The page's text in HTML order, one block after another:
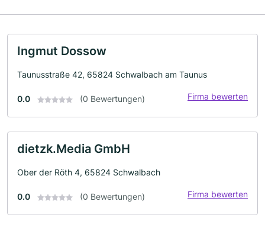
Ingmut Dossow
Taunusstraße 42, 65824 Schwalbach am Taunus
0.0 (0 Bewertungen) Firma bewerten
dietzk.Media GmbH
Ober der Röth 4, 65824 Schwalbach
0.0 (0 Bewertungen) Firma bewerten